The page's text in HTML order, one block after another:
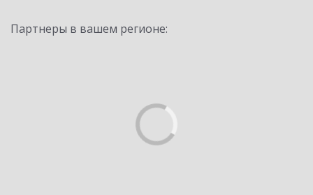
Партнеры в вашем регионе: